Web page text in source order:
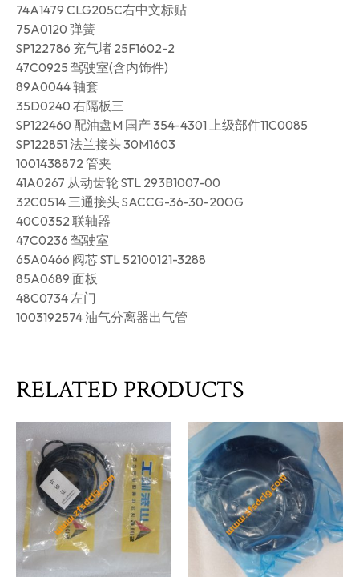
74A1479 CLG205C右中文标贴
75A0120 弹簧
SP122786 充气堵 25F1602-2
47C0925 驾驶室(含内饰件)
89A0044 轴套
35D0240 右隔板三
SP122460 配油盘M 国产 354-4301 上级部件11C0085
SP122851 法兰接头 30M1603
1001438872 管夹
41A0267 从动齿轮 STL 293B1007-00
32C0514 三通接头 SACCG-36-30-20OG
40C0352 联轴器
47C0236 驾驶室
65A0466 阀芯 STL 52100121-3288
85A0689 面板
48C0734 左门
1003192574 油气分离器出气管
RELATED PRODUCTS